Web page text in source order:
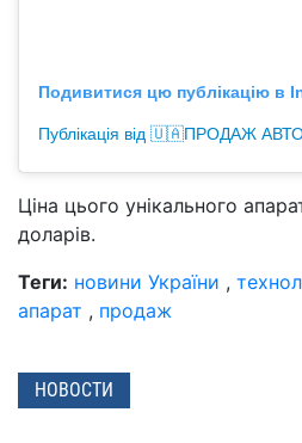
Подивитися цю публікацію в
Ціна цього унікального
доларів.
Теги: новини України ,
апарат , продаж
НОВОСТИ